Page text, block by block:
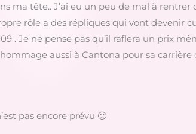
ma tête.. J’ai eu un peu de mal à
rôle a des répliques qui vont devenir
. Je ne pense pas qu’il raflera un prix
aussi à Cantona pour sa
pas encore prévu 🙁